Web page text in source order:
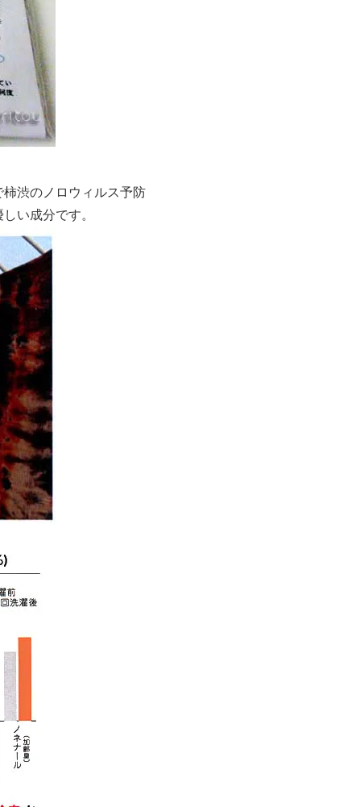
渋のノロウィルス予防
い成分です。